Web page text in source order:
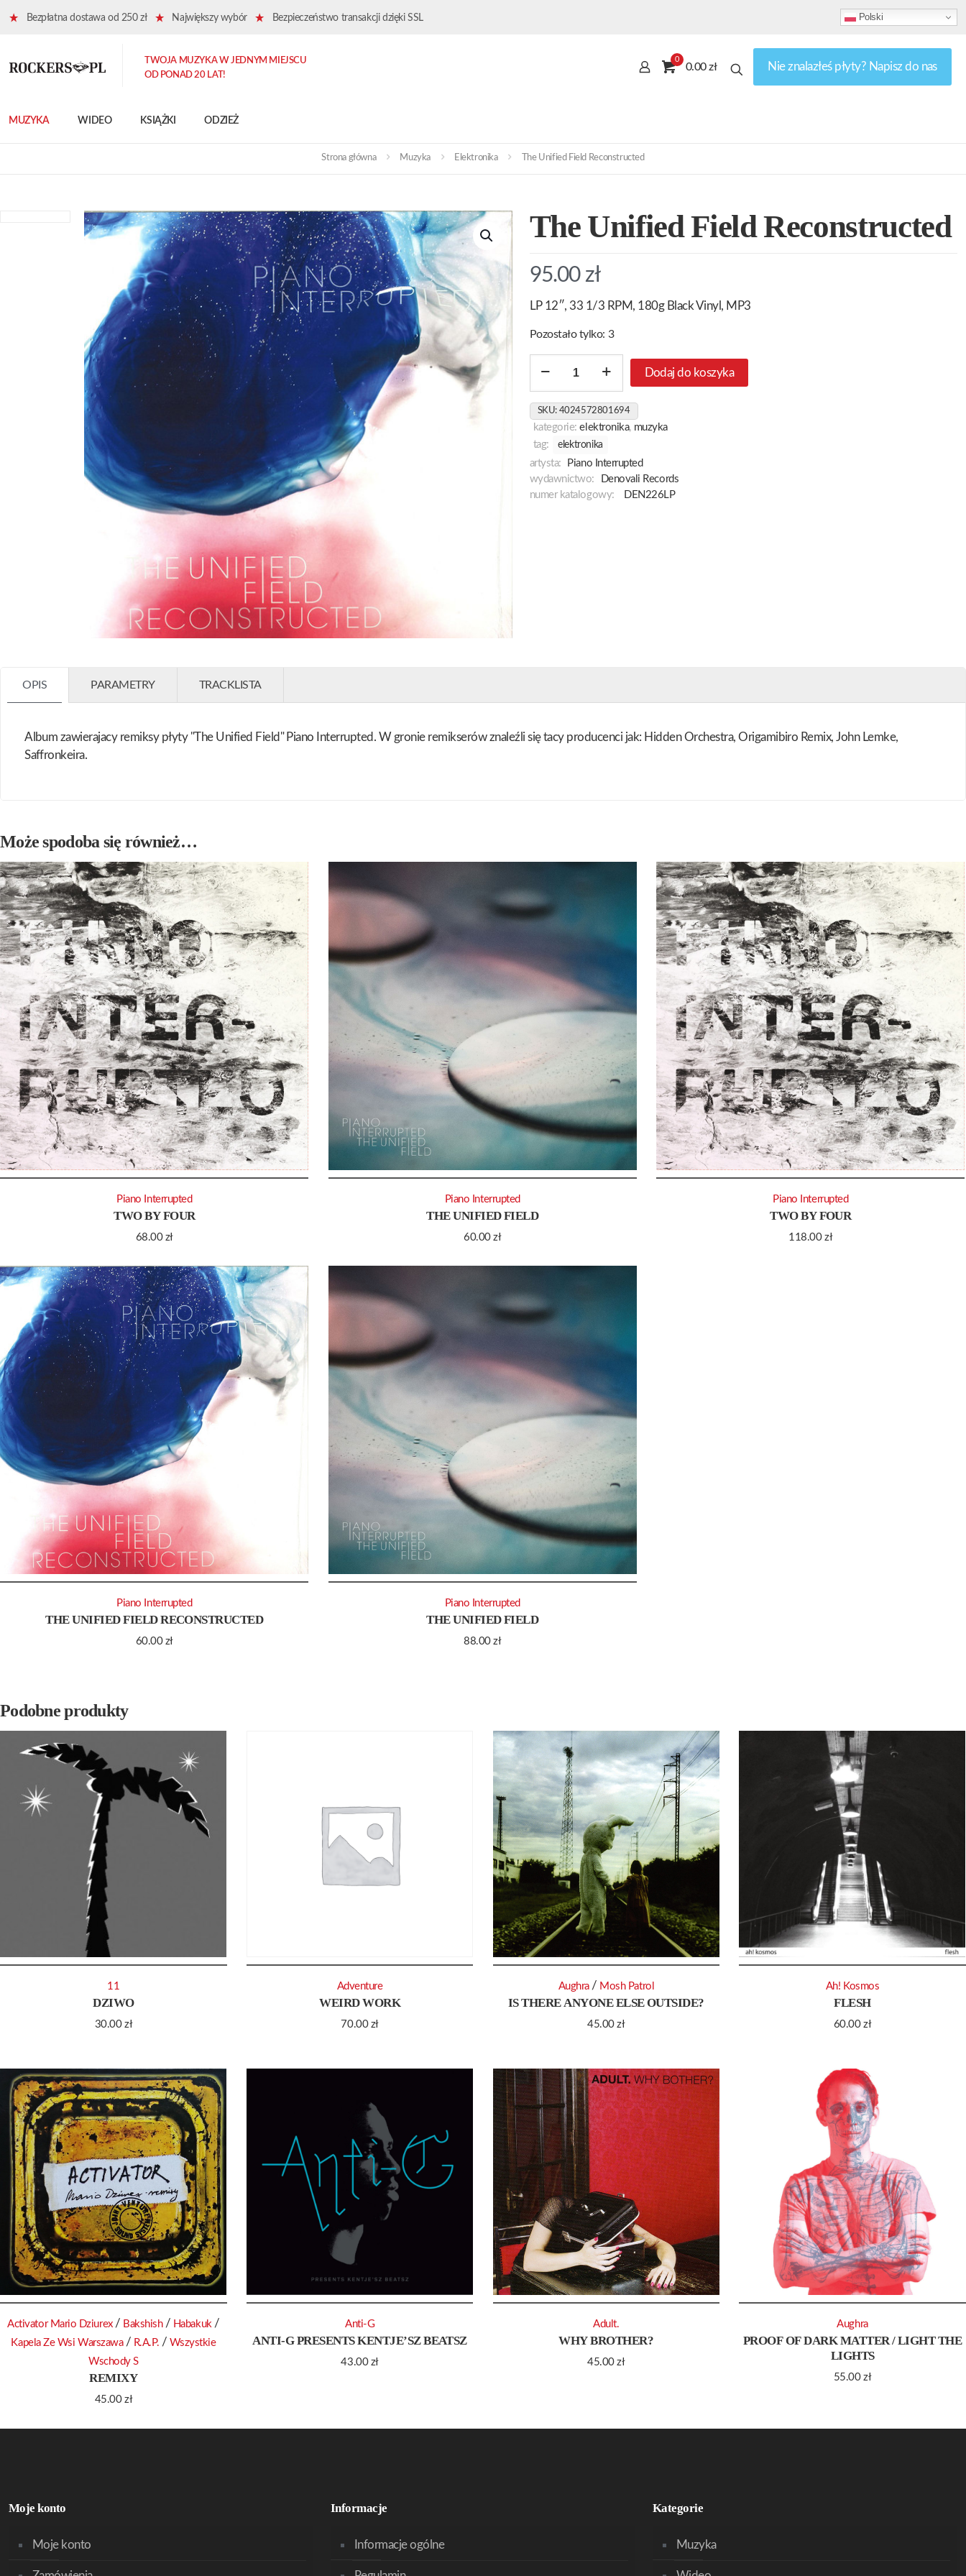
Bezpłatna dostawa od 250 zł Największy wybór Bezpieczeństwo transakcji dzięki SSL Polski
MUZYKA WIDEO KSIĄŻKI ODZIEŻ
TWOJA MUZYKA W JEDNYM MIEJSCU
OD PONAD 20 LAT!
0
0.00 zł Nie znalazłeś płyty? Napisz do nas
Strona główna Muzyka Elektronika The Unified Field Reconstructed
The Unified Field Reconstructed
95.00 zł
LP 12″, 33 1/3 RPM, 180g Black Vinyl, MP3
Pozostało tylko: 3
Field
Reconstructed
Dodaj do koszyka
SKU: 4024572801694
kategorie:elektronika, muzyka
tag:
elektronika
artysta:
Piano Interrupted
wydawnictwo:
Denovali Records
numer katalogowy:
DEN226LP
OPIS PARAMETRY TRACKLISTA
Album zawierajacy remiksy płyty "The Unified Field" Piano Interrupted. W gronie remikserów znaleźli się tacy producenci jak: Hidden Orchestra, Origamibiro Remix, John Lemke,
Saffronkeira.
Może spodoba się również…
TWO BY FOUR
68.00 zł
Piano Interrupted
THE UNIFIED FIELD
60.00zł
Piano Interrupted
TWO BY FOUR
118.00zł
Piano Interrupted
THE UNIFIED FIELD RECONSTRUCTED
60.00 zł
Piano Interrupted
THE UNIFIED FIELD
88.00zł
Piano Interrupted
Podobne produkty
DZIWO
30.00zł
11
WEIRD WORK
70.00 zł
Adventure
IS THERE ANYONE ELSE OUTSIDE?
45.00zł
Aughra / Mosh Patrol
FLESH
60.00zł
Ah! Kosmos
REMIXY
45.00zł
Activator Mario Dziurex / Bakshish / Habakuk /
Kapela Ze Wsi Warszawa / R.A.P. / Wszystkie
Wschody S
ANTI-G PRESENTS KENTJE’SZ BEATSZ
43.00 zł
Anti-G
WHY BROTHER?
45.00zł
Adult.
PROOF OF DARK MATTER / LIGHT THE
LIGHTS
55.00zł
Aughra
Moje konto
Moje konto
Informacje
Informacje ogólne
Kategorie
Muzyka